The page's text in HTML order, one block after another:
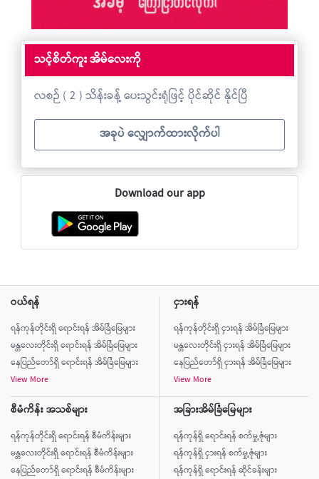
သင့်စိတ်ကူး အိမ်လေးကို
လစဉ် ( 2 ) သိန်းခန့် ပေးသွင်းရုံဖြင့် ပိုင်ဆိုင် နိုင်ပြီ
အခုပဲ လျှောက်ထားလိုက်ပါ
Download our app
ဝယ်ရန်
ရန်ကုန်တိုင်းရှိ ရောင်းရန် အိမ်ခြံမြေများ
မန္တလေးတိုင်းရှိ ရောင်းရန် အိမ်ခြံမြေများ
နေပြည်တော်ရှိ ရောင်းရန် အိမ်ခြံမြေများ
View More
ငှားရန်
ရန်ကုန်တိုင်းရှိ ငှားရန် အိမ်ခြံမြေများ
မန္တလေးတိုင်းရှိ ငှားရန် အိမ်ခြံမြေများ
နေပြည်တော်ရှိ ငှားရန် အိမ်ခြံမြေများ
View More
စီမံကိန်း အသစ်များ
ရန်ကုန်တိုင်းရှိ ရောင်းရန် စီမံကိန်းများ
မန္တလေးတိုင်းရှိ ရောင်းရန် စီမံကိန်းများ
နေပြည်တော်ရှိ ရောင်းရန် စီမံကိန်းများ
အခြားအိမ်ခြံမြေများ
ရန်ကုန်ရှိ ရောင်းရန် စက်မှု့ဇုံများ
ရန်ကုန်ရှိ ငှားရန် စက်မှု့ဇုံများ
ရန်ကုန်ရှိ ရောင်းရန် ဆိုင်ခန်းများ